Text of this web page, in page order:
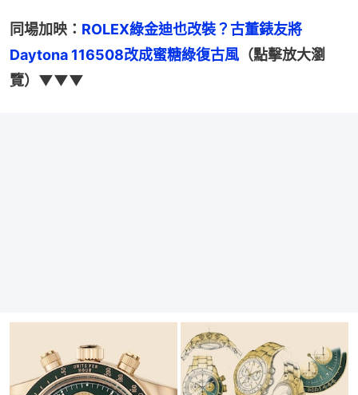
同場加映： ROLEX綠金迪也改裝？古董錶友將
Daytona 116508改成蜜糖綠復古風 （點擊放大瀏
覽）▼▼▼